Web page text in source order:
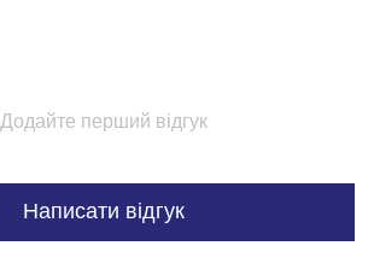
Додайте перший відгук
Написати відгук